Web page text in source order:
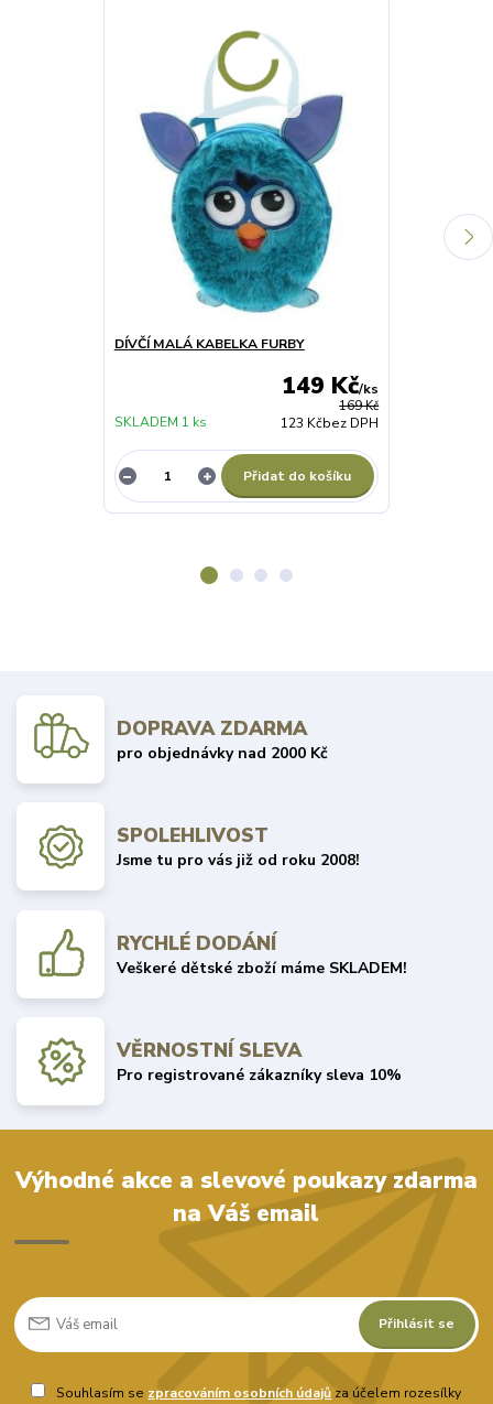
DÍVČÍ MALÁ KABELKA FURBY
169 Kč
149 Kč/ks
123 Kčbez DPH
SKLADEM 1 ks
Přidat do košíku
DOPRAVA ZDARMA
pro objednávky nad 2000 Kč
SPOLEHLIVOST
Jsme tu pro vás již od roku 2008!
RYCHLÉ DODÁNÍ
Veškeré dětské zboží máme SKLADEM!
VĚRNOSTNÍ SLEVA
Pro registrované zákazníky sleva 10%
Výhodné akce a slevové poukazy zdarma
na Váš email
Přihlásit se
Souhlasím se zpracováním osobních údajů za účelem rozesílky